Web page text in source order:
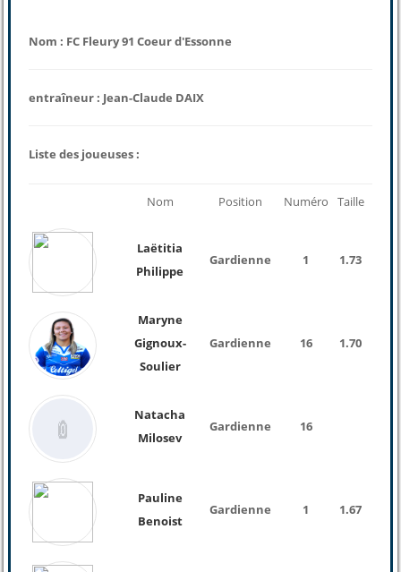
Nom : FC Fleury 91 Coeur d'Essonne
entraîneur : Jean-Claude DAIX
Liste des joueuses :
Nom Position Numéro Taille
Laëtitia
Philippe
Gardienne 1 1.73
Maryne
Gignoux-
Soulier
Gardienne 16 1.70
Natacha
Milosev
Gardienne 16
Pauline
Benoist
Gardienne 1 1.67